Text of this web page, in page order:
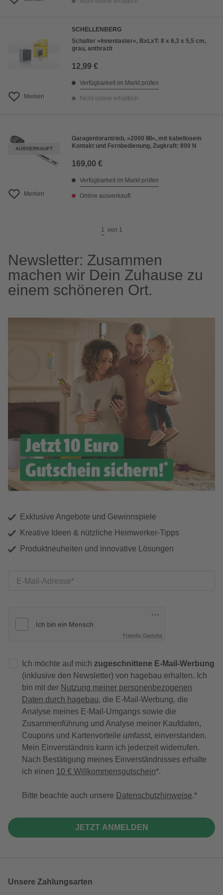
Merken
SCHELLENBERG
Schalter »Innentaster«, BxLxT: 8 x 6,3 x 5,5 cm,
grau, anthrazit
12,99 €
Verfügbarkeit im Markt prüfen
Nicht online erhältlich
AUSVERKAUFT
Merken
Garagentorantrieb, »2000 IIII«, mit kabellosem
Kontakt und Fernbedienung, Zugkraft: 800 N
169,00 €
Verfügbarkeit im Markt prüfen
Online ausverkauft
1 von 1
Newsletter: Zusammen
machen wir Dein Zuhause zu
einem schöneren Ort.
Exklusive Angebote und Gewinnspiele
Kreative Ideen & nützliche Heimwerker-Tipps
Produktneuheiten und innovative Lösungen
E-Mail-Adresse
Friendly Captcha
Ich möchte auf mich zugeschnittene E-Mail-Werbung
(inklusive den Newsletter) von hagebau erhalten. Ich
bin mit der Nutzung meiner personenbezogenen
Daten durch hagebau, die E-Mail-Werbung, die
Analyse meines E-Mail-Umgangs sowie die
Zusammenführung und Analyse meiner Kaufdaten,
Coupons und Kartenvorteile umfasst, einverstanden.
Mein Einverständnis kann ich jederzeit widerrufen.
Nach Bestätigung meines Einverständnisses erhalte
ich einen 10 € Willkommensgutschein*.
Bitte beachte auch unsere Datenschutzhinweise.
JETZT ANMELDEN
Unsere Zahlungsarten